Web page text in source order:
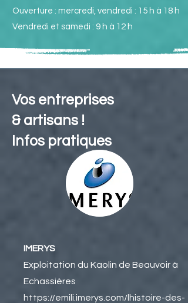
Ouverture : mercredi, vendredi : 15 h à 18 h
Vendredi et samedi : 9 h à 12 h
Vos entreprises
& artisans !
Infos pratiques
IMERYS
Exploitation du Kaolin de Beauvoir à
Echassières
https://emili.imerys.com/lhistoire-des-